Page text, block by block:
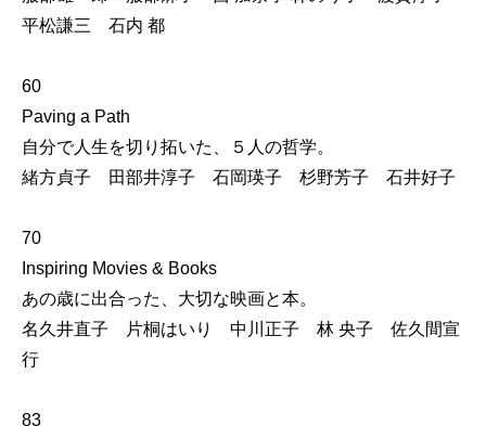
平松謙三 石内 都
60
Paving a Path
自分で人生を切り拓いた、５人の哲学。
緒方貞子 田部井淳子 石岡瑛子 杉野芳子 石井好子
70
Inspiring Movies & Books
あの歳に出合った、大切な映画と本。
名久井直子 片桐はいり 中川正子 林 央子 佐久間宣
行
83